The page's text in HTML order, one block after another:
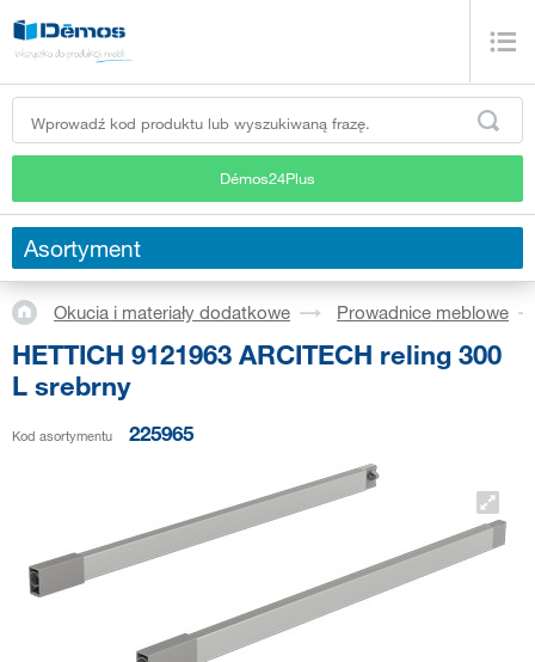
Démos24Plus
Asortyment
Okucia i materiały dodatkowe Prowadnice meblowe
HETTICH 9121963 ARCITECH reling 300
L srebrny
Kod asortymentu 225965